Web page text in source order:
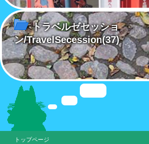
トラベルゼセッショ
ン/TravelSecession(37)
トップページ